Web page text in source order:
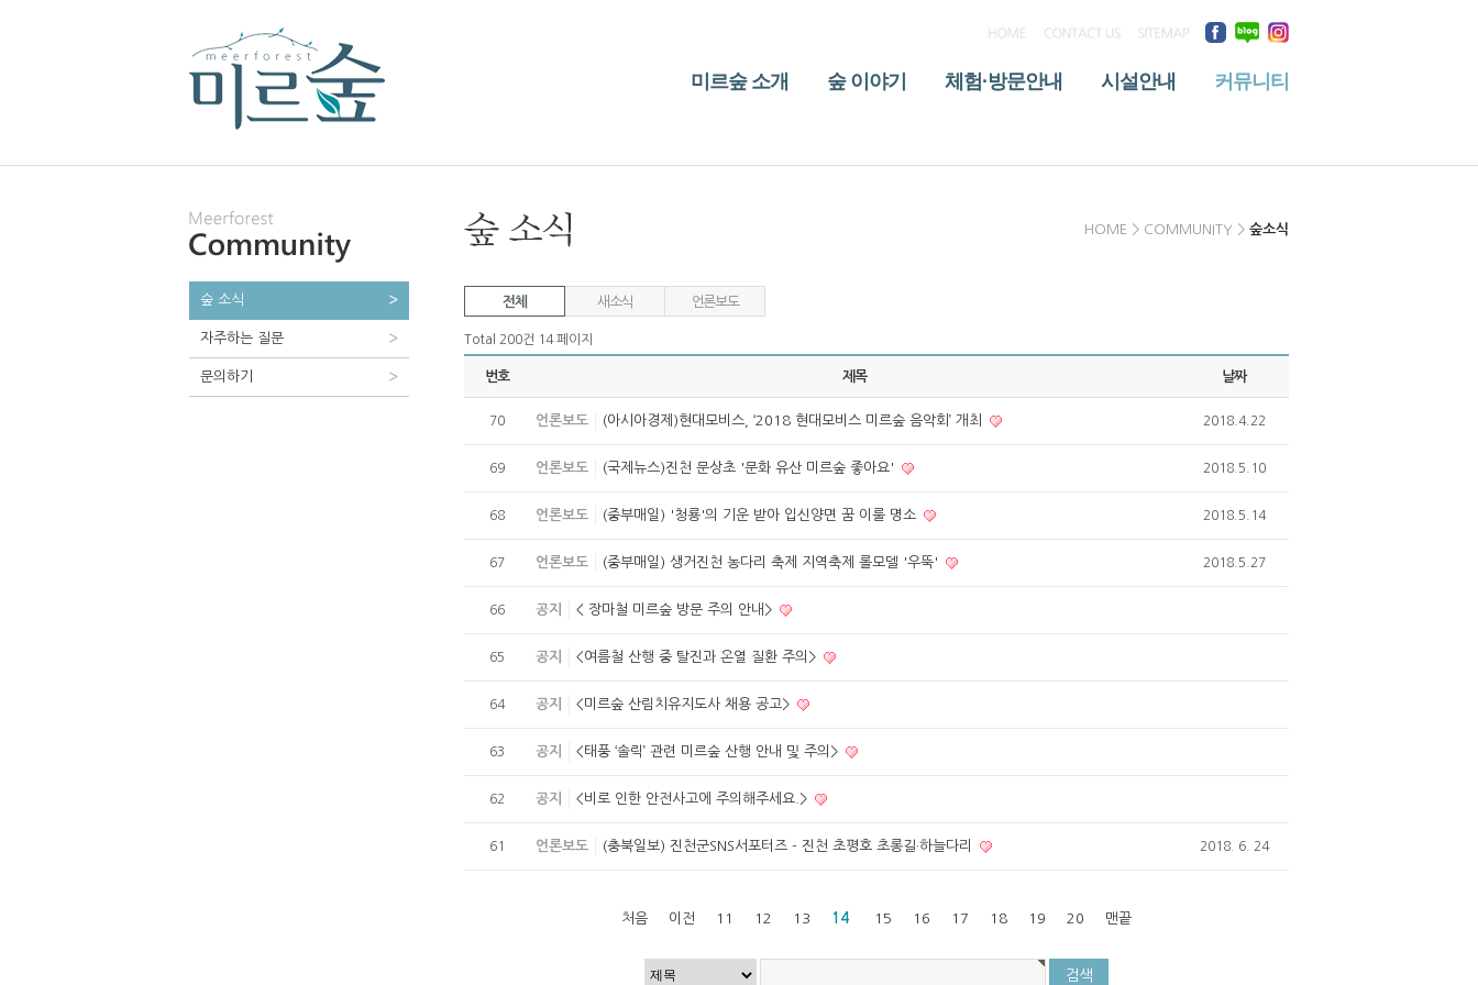
미르숲 소개 숲 이야기 체험·방문안내 시설안내 커뮤니티
숲 소식
자주하는 질문
문의하기
HOME > COMMUNITY > 숲소식
전체 새소식 언론보도
Total 200건 14 페이지
번호 제목 날짜
70 언론보도 (아시아경제)현대모비스, ‘2018 현대모비스 미르숲 음악회’ 개최 2018.4.22
69 언론보도 (국제뉴스)진천 문상초 '문화 유산 미르숲 좋아요' 2018.5.10
68 언론보도 (중부매일) '청룡'의 기운 받아 입신양면 꿈 이룰 명소 2018.5.14
67 언론보도 (중부매일) 생거진천 농다리 축제 지역축제 롤모델 '우뚝' 2018.5.27
66 공지 < 장마철 미르숲 방문 주의 안내>
65 공지 <여름철 산행 중 탈진과 온열 질환 주의>
64 공지 <미르숲 산림치유지도사 채용 공고>
63 공지 <태풍 ‘솔릭’ 관련 미르숲 산행 안내 및 주의>
62 공지 <비로 인한 안전사고에 주의해주세요.>
61 언론보도 (충북일보) 진천군SNS서포터즈 - 진천 초평호 초롱길·하늘다리 2018. 6. 24
처음 이전 11 12 13 14 15 16 17 18 19 20 맨끝